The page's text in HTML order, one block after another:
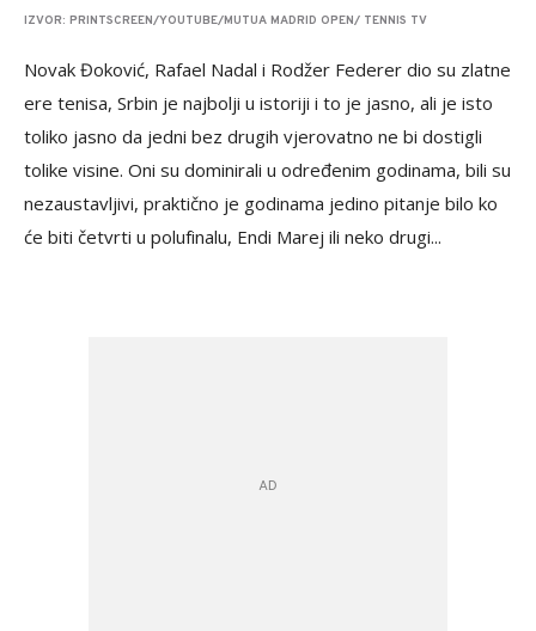
IZVOR: PRINTSCREEN/YOUTUBE/MUTUA MADRID OPEN/ TENNIS TV
Novak Đoković, Rafael Nadal i Rodžer Federer dio su zlatne
ere tenisa, Srbin je najbolji u istoriji i to je jasno, ali je isto
toliko jasno da jedni bez drugih vjerovatno ne bi dostigli
tolike visine. Oni su dominirali u određenim godinama, bili su
nezaustavljivi, praktično je godinama jedino pitanje bilo ko
će biti četvrti u polufinalu, Endi Marej ili neko drugi...